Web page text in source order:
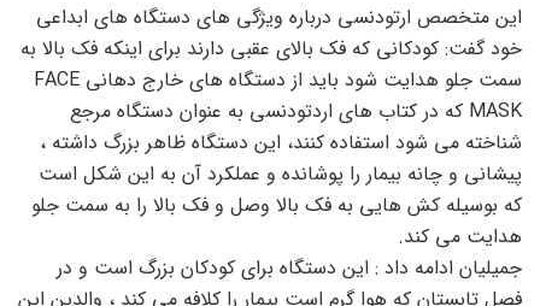
این متخصص ارتودنسی درباره ویژگی های دستگاه های ابداعی
خود گفت: کودکانی که فک بالای عقبی دارند برای اینکه فک بالا به
سمت جلو هدایت شود باید از دستگاه های خارج دهانی FACE
MASK که در کتاب های اردتودنسی به عنوان دستگاه مرجع
شناخته می شود استفاده کنند، این دستگاه ظاهر بزرگ داشته ،
پیشانی و چانه بیمار را پوشانده و عملکرد آن به این شکل است
که بوسیله کش هایی به فک بالا وصل و فک بالا را به سمت جلو
هدایت می کند.
جمیلیان ادامه داد : این دستگاه برای کودکان بزرگ است و در
فصل تابستان که هوا گرم است بیمار را کلافه می کند ، والدین این